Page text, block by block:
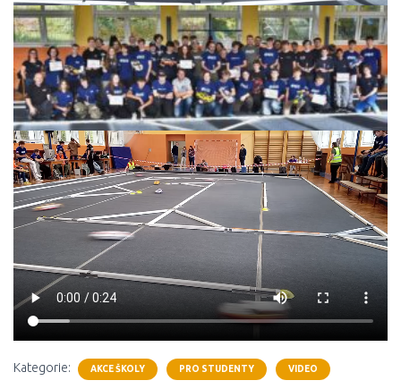
Kategorie: AKCE ŠKOLY PRO STUDENTY VIDEO